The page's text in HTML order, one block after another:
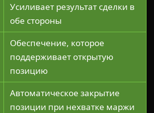
Усиливает результат сделки в
обе стороны
Обеспечение, которое
поддерживает открытую
позицию
Автоматическое закрытие
позиции при нехватке маржи